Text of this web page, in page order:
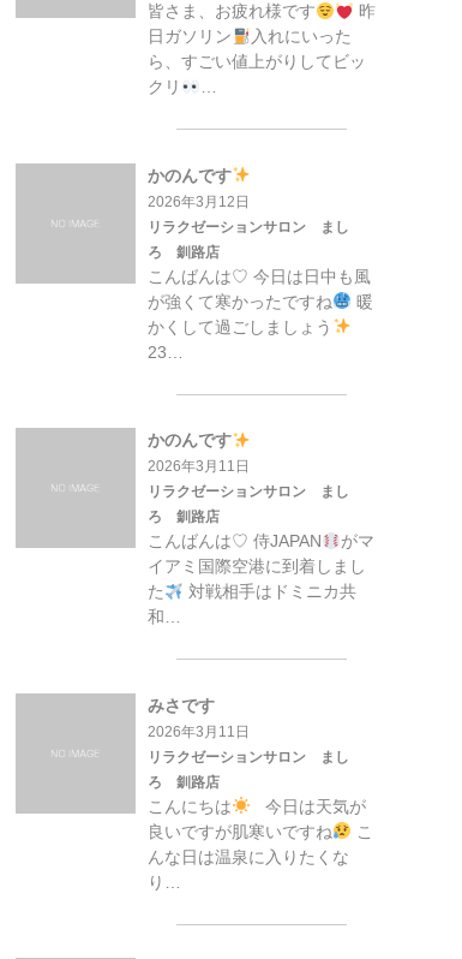
皆さま、お疲れ様です
昨
日ガソリン
入れにいった
ら、すごい値上がりしてビッ
クリ
…
かのんです
2026年3月12日
リラクゼーションサロン まし
ろ 釧路店
こんばんは♡ 今日は日中も風
が強くて寒かったですね
暖
かくして過ごしましょう
23…
かのんです
2026年3月11日
リラクゼーションサロン まし
ろ 釧路店
こんばんは♡ 侍JAPAN
がマ
イアミ国際空港に到着しまし
た
対戦相手はドミニカ共
和…
みさです
2026年3月11日
リラクゼーションサロン まし
ろ 釧路店
こんにちは
今日は天気が
良いですが肌寒いですね
こ
んな日は温泉に入りたくな
り…